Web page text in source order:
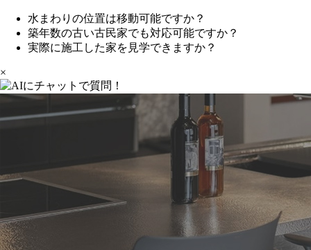
水まわりの位置は移動可能ですか？
築年数の古い古民家でも対応可能ですか？
実際に施工した家を見学できますか？
×